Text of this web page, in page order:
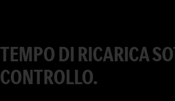
TEMPO DI RICARICA
CONTROLLO.
5
6